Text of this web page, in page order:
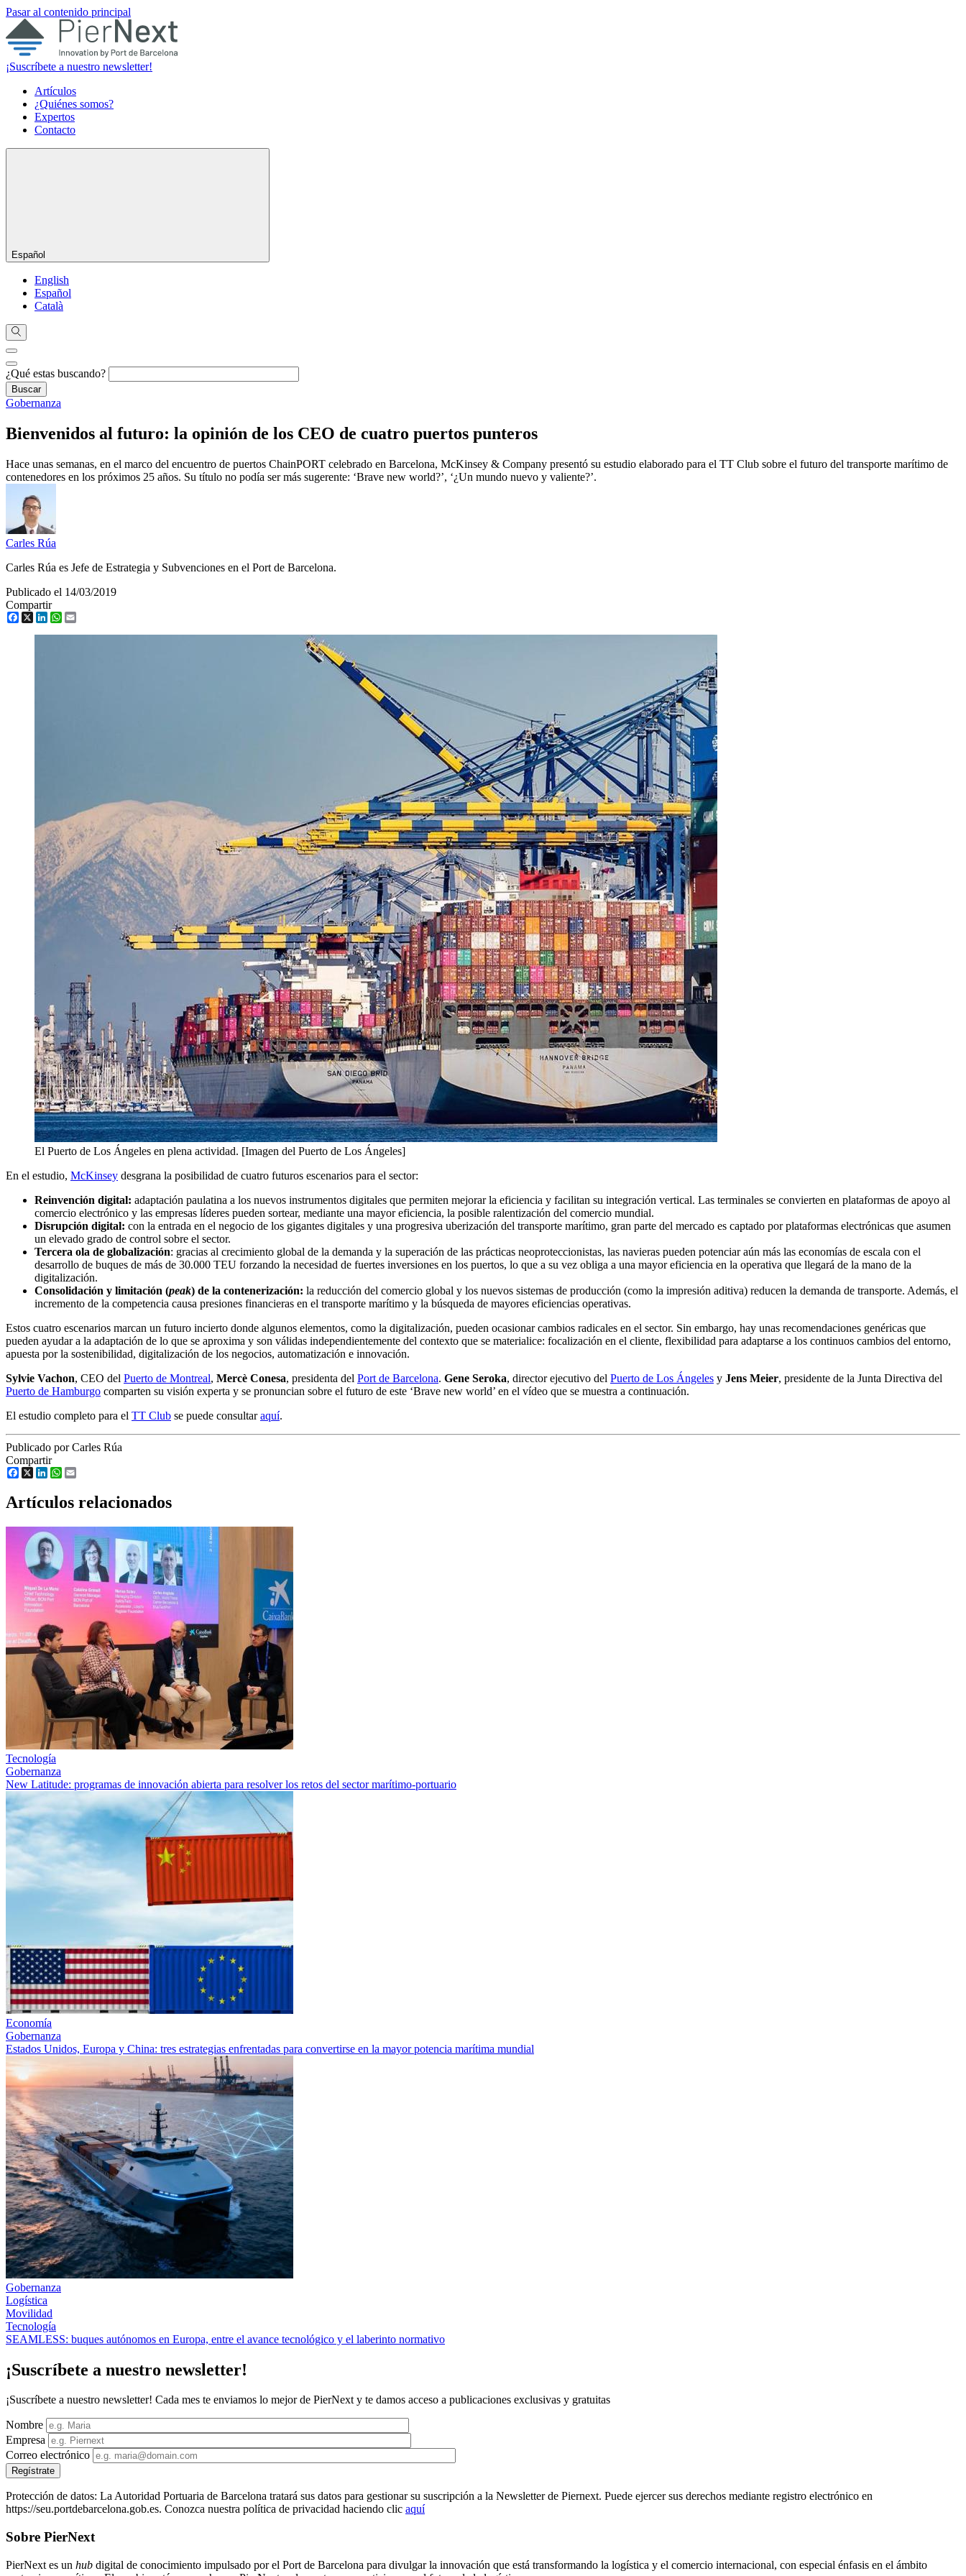
Pasar al contenido principal
¡Suscríbete a nuestro newsletter!
Artículos
¿Quiénes somos?
Expertos
Contacto
Español
English
Español
Català
¿Qué estas buscando?
Gobernanza
Bienvenidos al futuro: la opinión de los CEO de cuatro puertos punteros
Hace unas semanas, en el marco del encuentro de puertos ChainPORT celebrado en Barcelona, McKinsey & Company presentó su estudio elaborado para el TT Club sobre el futuro del transporte marítimo de
contenedores en los próximos 25 años. Su título no podía ser más sugerente: ‘Brave new world?’, ‘¿Un mundo nuevo y valiente?’.
Carles Rúa
Carles Rúa es Jefe de Estrategia y Subvenciones en el Port de Barcelona.
Publicado el 14/03/2019
Compartir
Facebook
X LinkedInWhatsApp
El Puerto de Los Ángeles en plena actividad. [Imagen del Puerto de Los Ángeles]
En el estudio, McKinsey desgrana la posibilidad de cuatro futuros escenarios para el sector:
Reinvención digital: adaptación paulatina a los nuevos instrumentos digitales que permiten mejorar la eficiencia y facilitan su integración vertical. Las terminales se convierten en plataformas de apoyo al
comercio electrónico y las empresas líderes pueden sortear, mediante una mayor eficiencia, la posible ralentización del comercio mundial.
Disrupción digital: con la entrada en el negocio de los gigantes digitales y una progresiva uberización del transporte marítimo, gran parte del mercado es captado por plataformas electrónicas que asumen
un elevado grado de control sobre el sector.
Tercera ola de globalización: gracias al crecimiento global de la demanda y la superación de las prácticas neoproteccionistas, las navieras pueden potenciar aún más las economías de escala con el
desarrollo de buques de más de 30.000 TEU forzando la necesidad de fuertes inversiones en los puertos, lo que a su vez obliga a una mayor eficiencia en la operativa que llegará de la mano de la
digitalización.
Consolidación y limitación (peak) de la contenerización: la reducción del comercio global y los nuevos sistemas de producción (como la impresión aditiva) reducen la demanda de transporte. Además, el
incremento de la competencia causa presiones financieras en el transporte marítimo y la búsqueda de mayores eficiencias operativas.
Estos cuatro escenarios marcan un futuro incierto donde algunos elementos, como la digitalización, pueden ocasionar cambios radicales en el sector. Sin embargo, hay unas recomendaciones genéricas que
pueden ayudar a la adaptación de lo que se aproxima y son válidas independientemente del contexto que se materialice: focalización en el cliente, flexibilidad para adaptarse a los continuos cambios del entorno,
apuesta por la sostenibilidad, digitalización de los negocios, automatización e innovación.
Sylvie Vachon, CEO del Puerto de Montreal, Mercè Conesa, presidenta del Port de Barcelona. Gene Seroka, director ejecutivo del Puerto de Los Ángeles y Jens Meier, presidente de la Junta Directiva del
Puerto de Hamburgo comparten su visión experta y se pronuncian sobre el futuro de este ‘Brave new world’ en el vídeo que se muestra a continuación.
El estudio completo para el TT Club se puede consultaraquí.
Publicado por Carles Rúa
Compartir
Facebook
X LinkedInWhatsApp
Artículos relacionados
Tecnología
Gobernanza
New Latitude: programas de innovación abierta para resolver los retos del sector marítimo-portuario
Economía
Gobernanza
Estados Unidos, Europa y China: tres estrategias enfrentadas para convertirse en la mayor potencia marítima mundial
Gobernanza
Logística
Movilidad
Tecnología
SEAMLESS: buques autónomos en Europa, entre el avance tecnológico y el laberinto normativo
¡Suscríbete a nuestro newsletter!
¡Suscríbete a nuestro newsletter! Cada mes te enviamos lo mejor de PierNext y te damos acceso a publicaciones exclusivas y gratuitas
Nombre
Empresa
Correo electrónico
Protección de datos: La Autoridad Portuaria de Barcelona tratará sus datos para gestionar su suscripción a la Newsletter de Piernext. Puede ejercer sus derechos mediante registro electrónico en
https://seu.portdebarcelona.gob.es. Conozca nuestra política de privacidad haciendo clic aquí
Sobre PierNext
PierNext es un hub digital de conocimiento impulsado por el Port de Barcelona para divulgar la innovación que está transformando la logística y el comercio internacional, con especial énfasis en el ámbito